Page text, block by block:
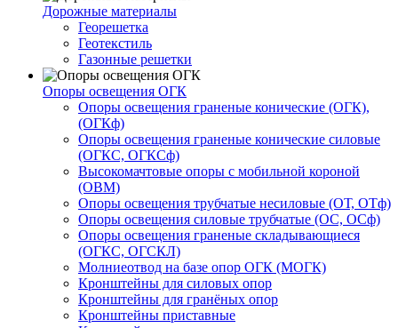
Дорожные материалы
Георешетка
Геотекстиль
Газонные решетки
Опоры освещения ОГК
Опоры освещения граненые конические (ОГК),
(ОГКф)
Опоры освещения граненые конические силовые
(ОГКС, ОГКСф)
Высокомачтовые опоры с мобильной короной
(ОВМ)
Опоры освещения трубчатые несиловые (ОТ, ОТф)
Опоры освещения силовые трубчатые (ОС, ОСф)
Опоры освещения граненые складывающиеся
(ОГКС, ОГСКЛ)
Молниеотвод на базе опор ОГК (МОГК)
Кронштейны для силовых опор
Кронштейны для гранёных опор
Кронштейны приставные